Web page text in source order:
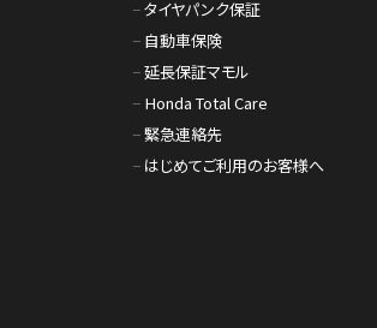
タイヤパンク保証
自動車保険
延長保証マモル
Honda Total Care
緊急連絡先
はじめてご利用のお客様へ